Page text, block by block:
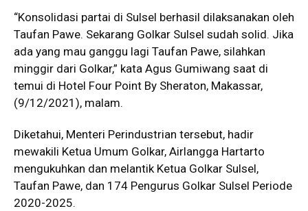
“Konsolidasi partai di Sulsel berhasil dilaksanakan oleh
Taufan Pawe. Sekarang Golkar Sulsel sudah solid. Jika
ada yang mau ganggu lagi Taufan Pawe, silahkan
minggir dari Golkar,” kata Agus Gumiwang saat di
temui di Hotel Four Point By Sheraton, Makassar,
(9/12/2021), malam.
Diketahui, Menteri Perindustrian tersebut, hadir
mewakili Ketua Umum Golkar, Airlangga Hartarto
mengukuhkan dan melantik Ketua Golkar Sulsel,
Taufan Pawe, dan 174 Pengurus Golkar Sulsel Periode
2020-2025.